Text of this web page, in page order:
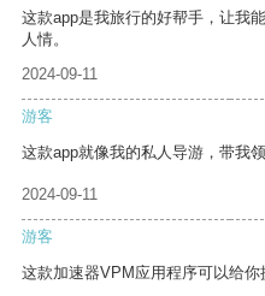
这款app是我旅行的好帮手，让我
人情。
2024-09-11
游客
这款app就像我的私人导游，带我
2024-09-11
游客
这款加速器VPM应用程序可以给你